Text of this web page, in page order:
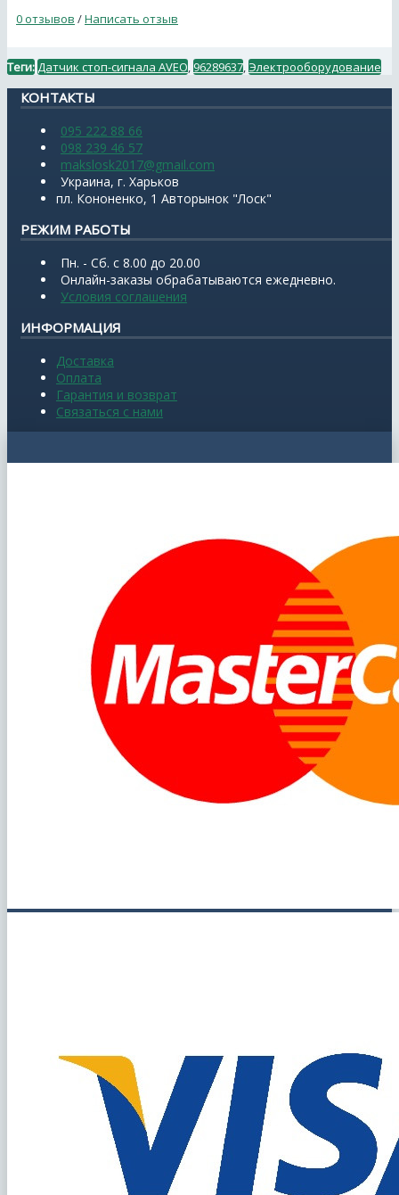
0 отзывов /Написать отзыв
Теги: Датчик стоп-сигнала AVEO 96289637 Электрооборудование
КОНТАКТЫ
095 222 88 66
098 239 46 57
makslosk2017@gmail.com
Украина, г. Харьков
пл. Кононенко, 1 Авторынок "Лоск"
РЕЖИМ РАБОТЫ
Пн. - Сб. с 8.00 до 20.00
Онлайн-заказы обрабатываются ежедневно.
Условия соглашения
ИНФОРМАЦИЯ
Доставка
Оплата
Гарантия и возврат
Связаться с нами